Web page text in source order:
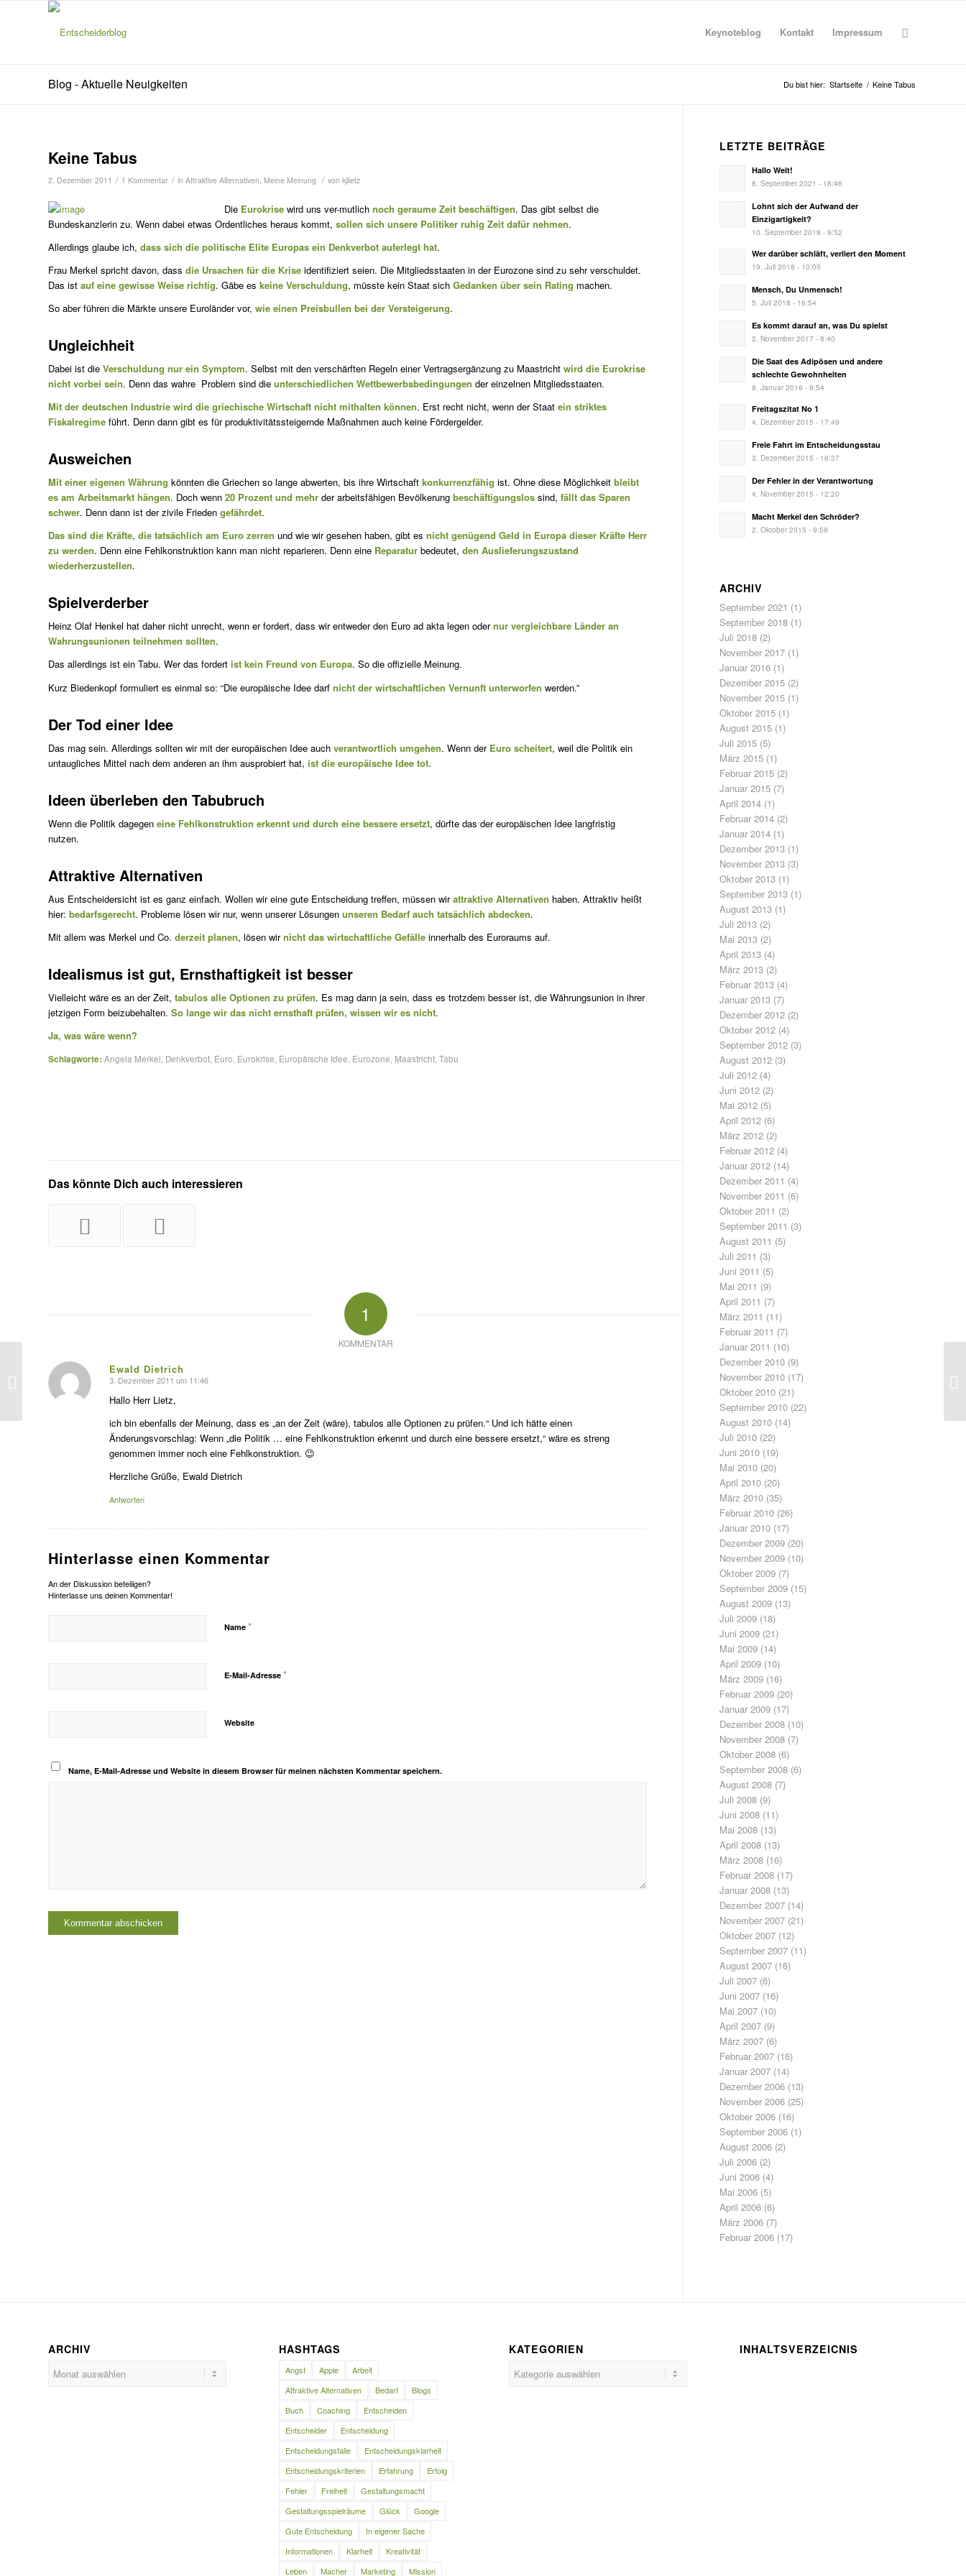
Keynoteblog Kontakt Impressum
Blog - Aktuelle Neuigkeiten Du bist hier: Startseite / Keine Tabus
Keine Tabus
2. Dezember 2011 / 1 Kommentar / in Attraktive Alternativen, Meine Meinung / von kjlietz
Die Eurokrise wird uns ver-mutlich noch geraume Zeit be­schäftigen. Das gibt selbst die
Bundeskanzlerin zu. Wenn da­bei etwas Ordentliches he­raus kommt, sollen sich unsere Poli­tiker ruhig Zeit dafür neh­men.
Allerdings glaube ich, dass sich die politische Elite Europas ein Denkverbot auferlegt hat.
Frau Merkel spricht davon, dass die Ursachen für die Krise identifiziert seien. Die Mitgliedsstaaten in der Eurozone sind zu sehr verschuldet.
Das ist auf eine gewisse Weise richtig. Gäbe es keine Verschuldung, müsste kein Staat sich Gedanken über sein Rating machen.
So aber führen die Märkte unsere Euroländer vor, wie einen Preisbul­len bei der Versteigerung.
Ungleichheit
Dabei ist die Verschuldung nur ein Symptom. Selbst mit den verschärften Regeln einer Vertragsergänzung zu Maastricht wird die Eurokrise
nicht vorbei sein. Denn das wahre Problem sind die unterschiedlichen Wettbewerbsbedingungen der einzelnen Mitglieds­staaten.
Mit der deutschen Industrie wird die griechische Wirtschaft nicht mithalten können. Erst recht nicht, wenn der Staat ein striktes
Fiskalregime führt. Denn dann gibt es für produktivitätssteigernde Maßnahmen auch keine Fördergelder.
Ausweichen
Mit einer eigenen Währung könnten die Griechen so lange abwerten, bis ihre Wirtschaft konkurrenzfähig ist. Ohne diese Möglichkeit bleibt
es am Arbeitsmarkt hängen. Doch wenn 20 Prozent und mehr der arbeitsfähigen Bevölkerung beschäftigungslos sind, fällt das Sparen
schwer. Denn dann ist der zivile Frieden gefährdet.
Das sind die Kräfte, die tatsächlich am Euro zerren und wie wir gesehen haben, gibt es nicht genügend Geld in Europa dieser Kräfte Herr
zu werden. Denn eine Fehlkonstruktion kann man nicht reparieren. Denn eine Reparatur bedeutet, den Auslieferungszustand
wiederherzustellen.
Spielverderber
Heinz Olaf Henkel hat daher nicht unrecht, wenn er fordert, dass wir entweder den Euro ad akta legen odernur vergleichbare Länder an
Wahrungsunionen teilnehmen sollten.
Das allerdings ist ein Tabu. Wer das fordert ist kein Freund von Europa. So die offizielle Meinung.
Kurz Biedenkopf formuliert es einmal so: “Die europäische Idee darf nicht der wirtschaftlichen Vernunft unterworfen werden.”
Der Tod einer Idee
Das mag sein. Allerdings sollten wir mit der europäischen Idee auch verantwortlich umgehen. Wenn derEuro scheitert, weil die Politik ein
untaugliches Mittel nach dem anderen an ihm ausprobiert hat, ist die europäische Idee tot.
Ideen überleben den Tabubruch
Wenn die Politik dagegen eine Fehlkonstruktion erkennt und durch eine bessere ersetzt, dürfte das der europäischen Idee langfristig
nutzen.
Attraktive Alternativen
Aus Entscheidersicht ist es ganz einfach. Wollen wir eine gute Entscheidung treffen, müssen wirattraktive Alternativen haben. Attraktiv heißt
hier: bedarfsgerecht. Probleme lösen wir nur, wenn unserer Lösungen unseren Bedarf auch tatsächlich abdecken.
Mit allem was Merkel und Co. derzeit planen, lösen wirnicht das wirtschaftliche Gefälle innerhalb des Euroraums auf.
Idealismus ist gut, Ernsthaftigkeit ist besser
Vielleicht wäre es an der Zeit, tabulos alle Optionen zu prüfen. Es mag dann ja sein, dass es trotzdem besser ist, die Währungsunion in ihrer
jetzigen Form beizubehalten. So lange wir das nicht ernsthaft prüfen, wissen wir es nicht.
Ja, was wäre wenn?
Schlagworte: Angela Merkel Denkverbot Euro Eurokrise Europäische Idee Eurozone Maastricht Tabu
Das könnte Dich auch interessieren
1
KOMMENTAR
Ewald Dietrich
s
agte:
3. Dezember 2011 um 11:46
Hallo Herr Lietz,
ich bin ebenfalls der Meinung, dass es „an der Zeit (wäre), tabulos alle Optionen zu prüfen.“ Und ich hätte einen
Änderungsvorschlag: Wenn „die Politik … eine Fehlkonstruktion erkennt und durch eine bessere ersetzt,“ wäre es streng
genommen immer noch eine Fehlkonstruktion. 😉
Herzliche Grüße, Ewald Dietrich
Antworten
Hinterlasse einen Kommentar
An der Diskussion beteiligen?
Hinterlasse uns deinen Kommentar!
Name *
E-Mail-Adresse *
Website
Name, E-Mail-Adresse und Website in diesem Browser für meinen nächsten Kommentar speichern.
LETZTE BEITRÄGE
Hallo Welt!
8. September 2021 - 18:46
Lohnt sich der Aufwand der
Einzigartigkeit?
10. September 2018 - 9:52
Wer darüber schläft, verliert den Moment
19. Juli 2018 - 10:05
Mensch, Du Unmensch!
5. Juli 2018 - 16:54
Es kommt darauf an, was Du spielst
2. November 2017 - 8:40
Die Saat des Adipösen und andere
schlechte Gewohnheiten
8. Januar 2016 - 9:54
Freitagszitat No 1
4. Dezember 2015 - 17:49
Freie Fahrt im Entscheidungsstau
3. Dezember 2015 - 16:37
Der Fehler in der Verantwortung
4. November 2015 - 12:20
Macht Merkel den Schröder?
2. Oktober 2015 - 9:59
ARCHIV
September 2021 (1)
September 2018 (1)
Juli 2018 (2)
November 2017 (1)
Januar 2016 (1)
Dezember 2015 (2)
November 2015 (1)
Oktober 2015 (1)
August 2015 (1)
Juli 2015 (5)
März 2015 (1)
Februar 2015 (2)
Januar 2015 (7)
April 2014 (1)
Februar 2014 (2)
Januar 2014 (1)
Dezember 2013 (1)
November 2013 (3)
Oktober 2013 (1)
September 2013 (1)
August 2013 (1)
Juli 2013 (2)
Mai 2013 (2)
April 2013 (4)
März 2013 (2)
Februar 2013 (4)
Januar 2013 (7)
Dezember 2012 (2)
Oktober 2012 (4)
September 2012 (3)
August 2012 (3)
Juli 2012 (4)
Juni 2012 (2)
Mai 2012 (5)
April 2012 (6)
März 2012 (2)
Februar 2012 (4)
Januar 2012 (14)
Dezember 2011 (4)
November 2011 (6)
Oktober 2011 (2)
September 2011 (3)
August 2011 (5)
Juli 2011 (3)
Juni 2011 (5)
Mai 2011 (9)
April 2011 (7)
März 2011 (11)
Februar 2011 (7)
Januar 2011 (10)
Dezember 2010 (9)
November 2010 (17)
Oktober 2010 (21)
September 2010 (22)
August 2010 (14)
Juli 2010 (22)
Juni 2010 (19)
Mai 2010 (20)
April 2010 (20)
März 2010 (35)
Februar 2010 (26)
Januar 2010 (17)
Dezember 2009 (20)
November 2009 (10)
Oktober 2009 (7)
September 2009 (15)
August 2009 (13)
Juli 2009 (18)
Juni 2009 (21)
Mai 2009 (14)
April 2009 (10)
März 2009 (16)
Februar 2009 (20)
Januar 2009 (17)
Dezember 2008 (10)
November 2008 (7)
Oktober 2008 (6)
September 2008 (6)
August 2008 (7)
Juli 2008 (9)
Juni 2008 (11)
Mai 2008 (13)
April 2008 (13)
März 2008 (16)
Februar 2008 (17)
Januar 2008 (13)
Dezember 2007 (14)
November 2007 (21)
Oktober 2007 (12)
September 2007 (11)
August 2007 (16)
Juli 2007 (6)
Juni 2007 (16)
Mai 2007 (10)
April 2007 (9)
März 2007 (6)
Februar 2007 (16)
Januar 2007 (14)
Dezember 2006 (13)
November 2006 (25)
Oktober 2006 (16)
September 2006 (1)
August 2006 (2)
Juli 2006 (2)
Juni 2006 (4)
Mai 2006 (5)
April 2006 (6)
März 2006 (7)
Februar 2006 (17)
ARCHIV HASHTAGS
Angst Apple
Arbeit
Attraktive Alternativen
Bedarf
Blogs
Buch
Coaching
Entscheiden
Entscheider
Entscheidung
Entscheidungsfalle
Entscheidungsklarheit
Entscheidungskriterien
Erfahrung
Erfolg
Fehler
Freiheit
Gestaltungsmacht
Gestaltungsspielräume
Glück
Google
Gute Entscheidung
In eigener Sache
Informationen
Klarheit
Kreativität
Leben
Macher Marketing Mission
KATEGORIEN INHALTSVERZEICNIS
Altes Wissen